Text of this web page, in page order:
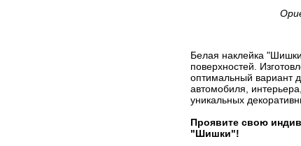
Белая наклейка
поверхностей.
оптимальный вариант
автомобиля,
уникальных
Проявите свою
"Шишки"!